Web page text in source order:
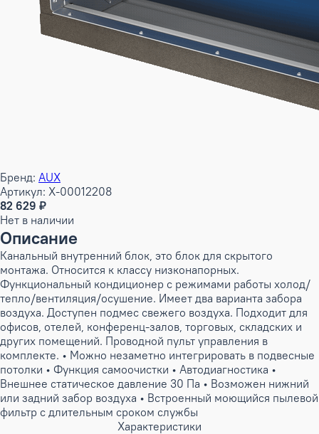
Бренд: AUX
Артикул: X-00012208
82 629 ₽
Нет в наличии
Описание
Канальный внутренний блок, это блок для скрытого
монтажа. Относится к классу низконапорных.
Функциональный кондиционер с режимами работы холод/
тепло/вентиляция/осушение. Имеет два варианта забора
воздуха. Доступен подмес свежего воздуха. Подходит для
офисов, отелей, конференц-залов, торговых, складских и
других помещений. Проводной пульт управления в
комплекте. • Можно незаметно интегрировать в подвесные
потолки • Функция самоочистки • Автодиагностика •
Внешнее статическое давление 30 Па • Возможен нижний
или задний забор воздуха • Встроенный моющийся пылевой
фильтр с длительным сроком службы
Характеристики